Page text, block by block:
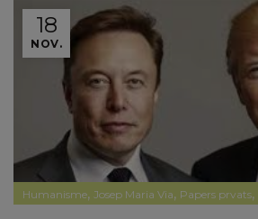
18
NOV.
Humanisme, Josep Maria Via, Papers prvats,